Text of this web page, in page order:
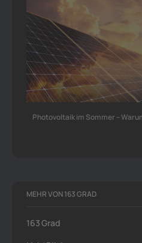
Photovoltaik im Sommer –
MEHR VON 163 GRAD
163 Grad